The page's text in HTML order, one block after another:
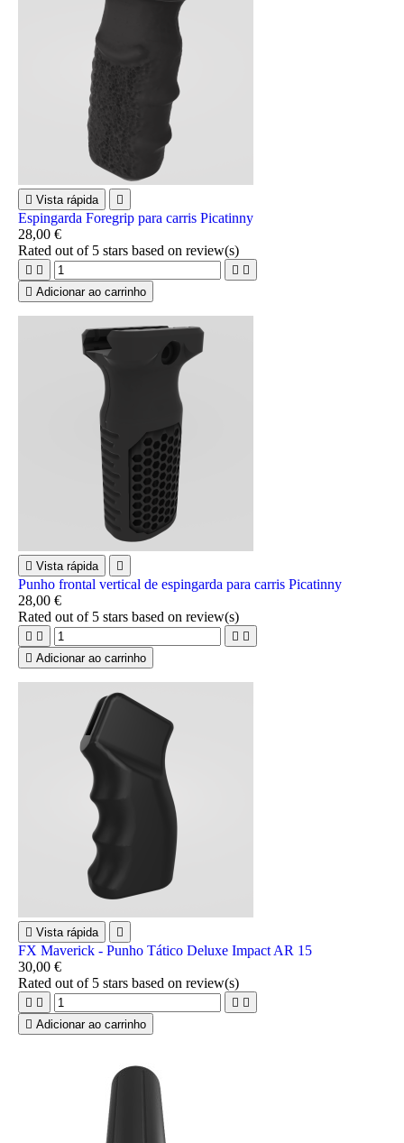
 Vista rápida 
Espingarda Foregrip para carris Picatinny
28,00 €
Rated out of 5 stars based on review(s)
   
 Adicionar ao carrinho
 Vista rápida 
Punho frontal vertical de espingarda para carris Picatinny
28,00 €
Rated out of 5 stars based on review(s)
   
 Adicionar ao carrinho
 Vista rápida 
FX Maverick - Punho Tático Deluxe Impact AR 15
30,00 €
Rated out of 5 stars based on review(s)
   
 Adicionar ao carrinho